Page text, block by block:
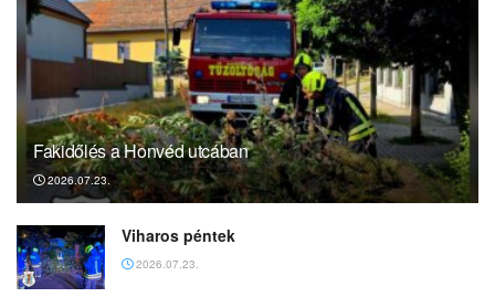
Fakidőlés a Honvéd utcában
2026.07.23.
Viharos péntek
2026.07.23.